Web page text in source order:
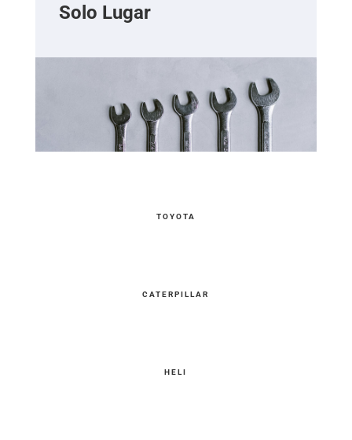
Solo Lugar
TOYOTA
CATERPILLAR
HELI